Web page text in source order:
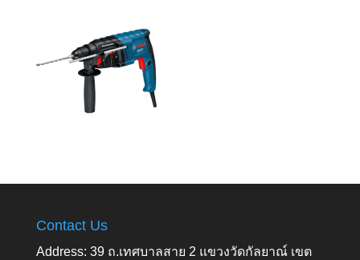
Contact Us
Address: 39 ถ.เทศบาลสาย 2 แขวงวัดกัลยาณ์ เขต